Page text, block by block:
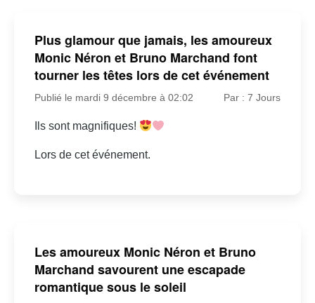
Plus glamour que jamais, les amoureux
Monic Néron et Bruno Marchand font
tourner les têtes lors de cet événement
Publié le mardi 9 décembre à 02:02 Par : 7 Jours
Ils sont magnifiques!
Lors de cet événement.
Les amoureux Monic Néron et Bruno
Marchand savourent une escapade
romantique sous le soleil